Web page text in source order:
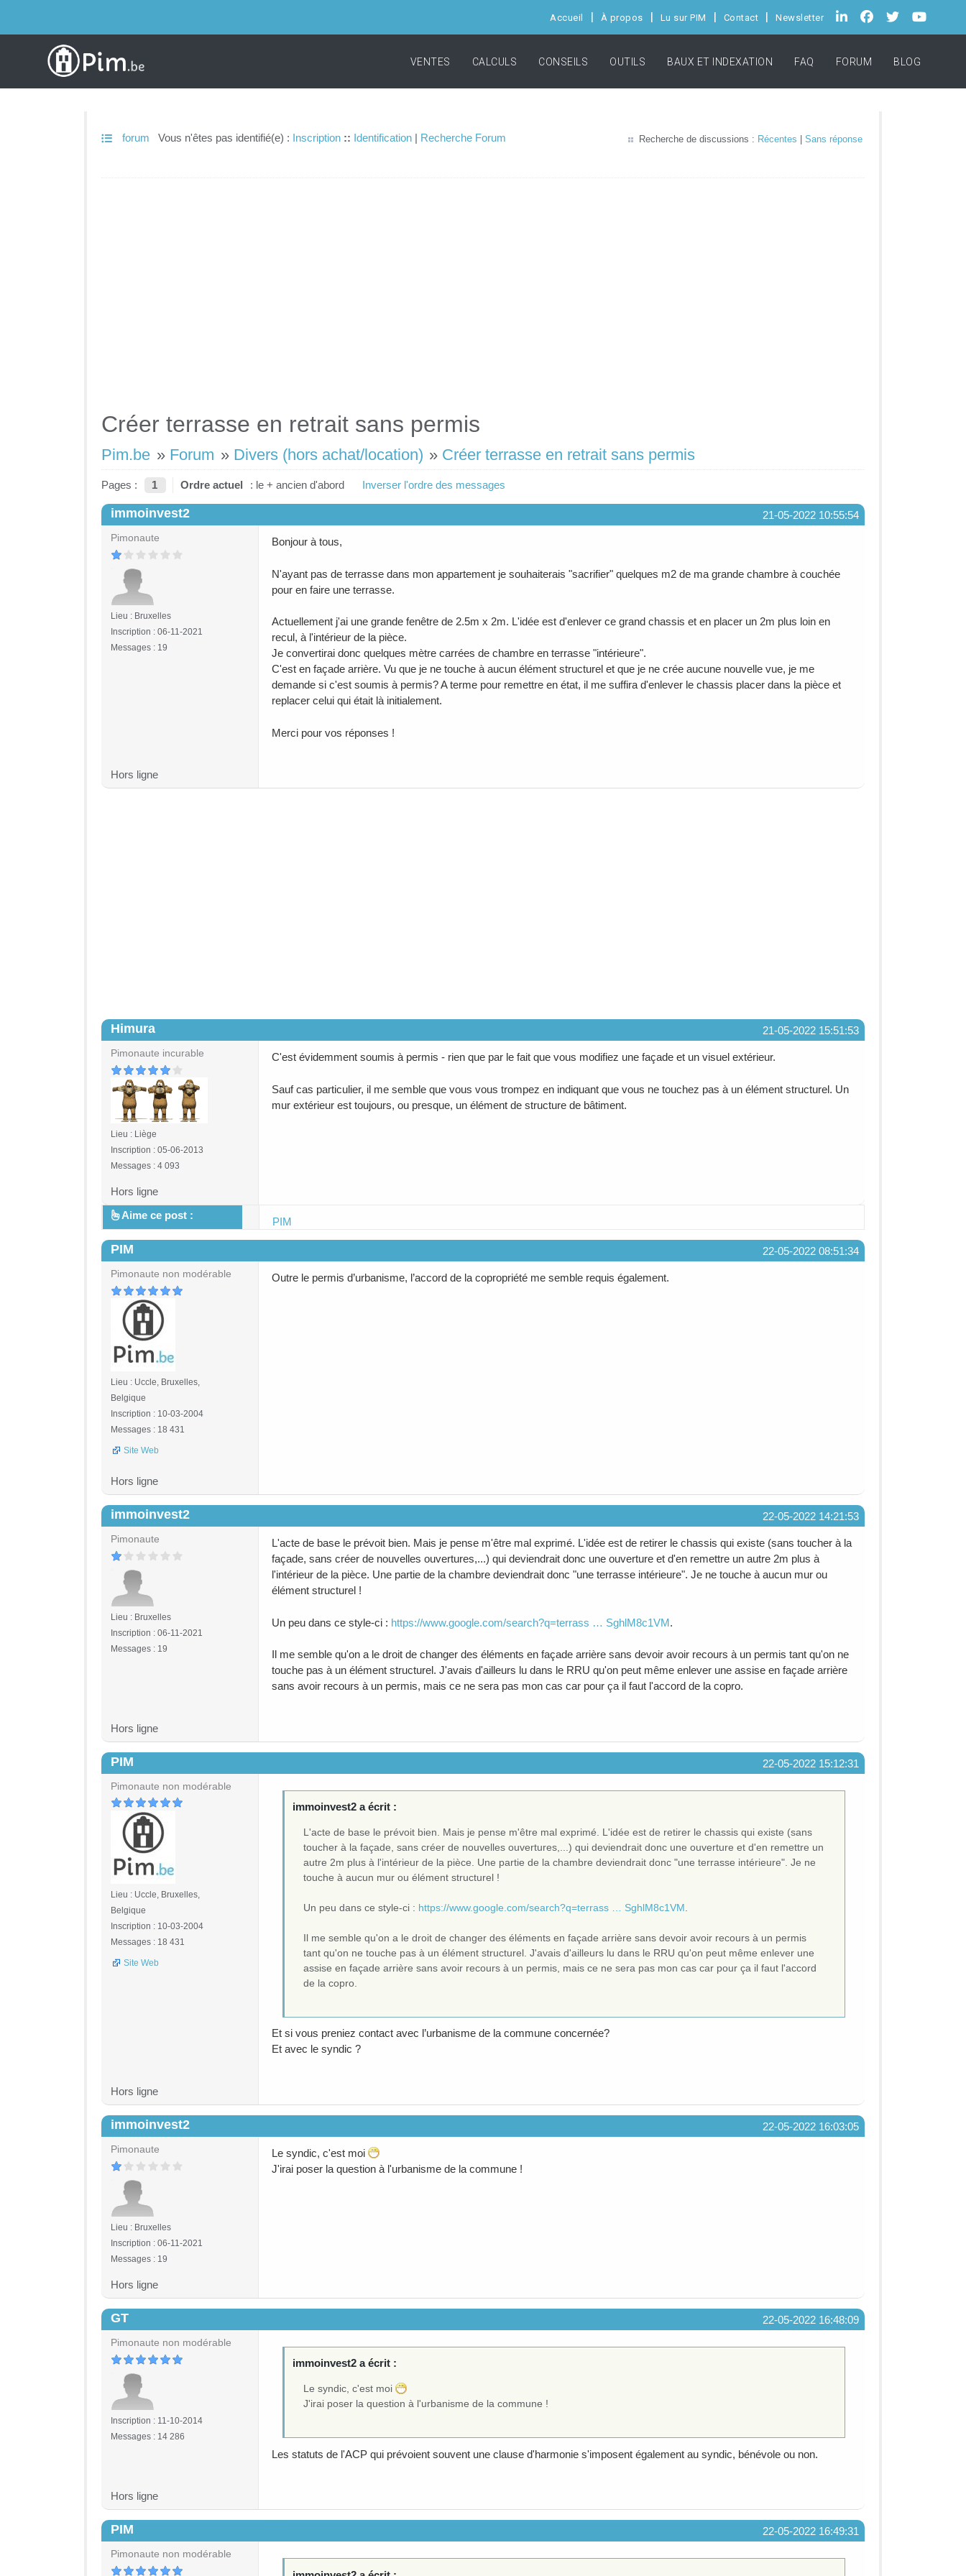
Accueil À propos Lu sur PIM Contact Newsletter
VENTES CALCULS CONSEILS OUTILS BAUX ET INDEXATION FAQ FORUM BLOG
forum Vous n'êtes pas identifié(e) : Inscription :: Identification | Recherche Forum Recherche de discussions : Récentes Sans réponse
Créer terrasse en retrait sans permis
Pim.be » Forum » Divers (hors achat/location) » Créer terrasse en retrait sans permis
Pages : 1 Ordre actuel : le + ancien d'abord Inverser l'ordre des messages
21-05-2022 10:55:54
immoinvest2
Pimonaute
Lieu : Bruxelles
Inscription : 06-11-2021
Messages : 19
Bonjour à tous,
N'ayant pas de terrasse dans mon appartement je souhaiterais "sacrifier" quelques m2 de ma grande chambre à couchée
pour en faire une terrasse.
Actuellement j'ai une grande fenêtre de 2.5m x 2m. L'idée est d'enlever ce grand chassis et en placer un 2m plus loin en
recul, à l'intérieur de la pièce.
Je convertirai donc quelques mètre carrées de chambre en terrasse "intérieure".
C'est en façade arrière. Vu que je ne touche à aucun élément structurel et que je ne crée aucune nouvelle vue, je me
demande si c'est soumis à permis? A terme pour remettre en état, il me suffira d'enlever le chassis placer dans la pièce et
replacer celui qui était là initialement.
Merci pour vos réponses !
Hors ligne
21-05-2022 15:51:53
Himura
Pimonaute incurable
Lieu : Liège
Inscription : 05-06-2013
Messages : 4 093
C'est évidemment soumis à permis - rien que par le fait que vous modifiez une façade et un visuel extérieur.
Sauf cas particulier, il me semble que vous vous trompez en indiquant que vous ne touchez pas à un élément structurel. Un
mur extérieur est toujours, ou presque, un élément de structure de bâtiment.
Hors ligne
Aime ce post :
PIM
22-05-2022 08:51:34
PIM
Pimonaute non modérable
Lieu : Uccle, Bruxelles,
Belgique
Inscription : 10-03-2004
Messages : 18 431
Site Web
Outre le permis d’urbanisme, l’accord de la copropriété me semble requis également.
Hors ligne
22-05-2022 14:21:53
immoinvest2
Pimonaute
Lieu : Bruxelles
Inscription : 06-11-2021
Messages : 19
L'acte de base le prévoit bien. Mais je pense m'être mal exprimé. L'idée est de retirer le chassis qui existe (sans toucher à la
façade, sans créer de nouvelles ouvertures,...) qui deviendrait donc une ouverture et d'en remettre un autre 2m plus à
l'intérieur de la pièce. Une partie de la chambre deviendrait donc "une terrasse intérieure". Je ne touche à aucun mur ou
élément structurel !
Un peu dans ce style-ci : https://www.google.com/search?q=terrass … SghlM8c1VM.
Il me semble qu'on a le droit de changer des éléments en façade arrière sans devoir avoir recours à un permis tant qu'on ne
touche pas à un élément structurel. J'avais d'ailleurs lu dans le RRU qu'on peut même enlever une assise en façade arrière
sans avoir recours à un permis, mais ce ne sera pas mon cas car pour ça il faut l'accord de la copro.
Hors ligne
22-05-2022 15:12:31
PIM
Pimonaute non modérable
Lieu : Uccle, Bruxelles,
Belgique
Inscription : 10-03-2004
Messages : 18 431
Site Web
immoinvest2 a écrit :
L'acte de base le prévoit bien. Mais je pense m'être mal exprimé. L'idée est de retirer le chassis qui existe (sans
toucher à la façade, sans créer de nouvelles ouvertures,...) qui deviendrait donc une ouverture et d'en remettre un
autre 2m plus à l'intérieur de la pièce. Une partie de la chambre deviendrait donc "une terrasse intérieure". Je ne
touche à aucun mur ou élément structurel !
Un peu dans ce style-ci : https://www.google.com/search?q=terrass … SghlM8c1VM
Il me semble qu'on a le droit de changer des éléments en façade arrière sans devoir avoir recours à un permis
tant qu'on ne touche pas à un élément structurel. J'avais d'ailleurs lu dans le RRU qu'on peut même enlever une
assise en façade arrière sans avoir recours à un permis, mais ce ne sera pas mon cas car pour ça il faut l'accord
de la copro.
Et si vous preniez contact avec l’urbanisme de la commune concernée?
Et avec le syndic ?
Hors ligne
22-05-2022 16:03:05
immoinvest2
Pimonaute
Lieu : Bruxelles
Inscription : 06-11-2021
Messages : 19
Le syndic, c'est moi
J'irai poser la question à l'urbanisme de la commune !
Hors ligne
22-05-2022 16:48:09
GT
Pimonaute non modérable
Inscription : 11-10-2014
Messages : 14 286
immoinvest2 a écrit :
Le syndic, c'est moi
J'irai poser la question à l'urbanisme de la commune !
Les statuts de l'ACP qui prévoient souvent une clause d'harmonie s'imposent également au syndic, bénévole ou non.
Hors ligne
22-05-2022 16:49:31
PIM
Pimonaute non modérable